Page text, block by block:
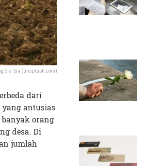
Sia-Sia (unsplash.com)
dari
antusias
orang
desa. Di
jumlah